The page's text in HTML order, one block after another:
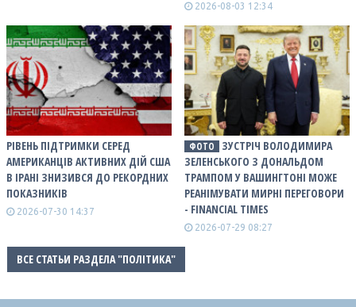
2026-08-03 12:34
РІВЕНЬ ПІДТРИМКИ СЕРЕД
АМЕРИКАНЦІВ АКТИВНИХ ДІЙ США
В ІРАНІ ЗНИЗИВСЯ ДО РЕКОРДНИХ
ПОКАЗНИКІВ
2026-07-30 14:37
ФОТО
ЗУСТРІЧ ВОЛОДИМИРА
ЗЕЛЕНСЬКОГО З ДОНАЛЬДОМ
ТРАМПОМ У ВАШИНГТОНІ МОЖЕ
РЕАНІМУВАТИ МИРНІ ПЕРЕГОВОРИ
- FINANCIAL TIMES
2026-07-29 08:27
ВСЕ СТАТЬИ РАЗДЕЛА "ПОЛІТИКА"